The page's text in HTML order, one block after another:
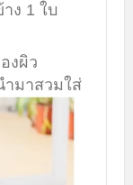
ง 1 ใบ
งผิว
ำมาสวมใส่